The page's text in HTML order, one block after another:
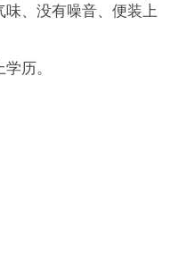
、没有噪音、便装上
历。